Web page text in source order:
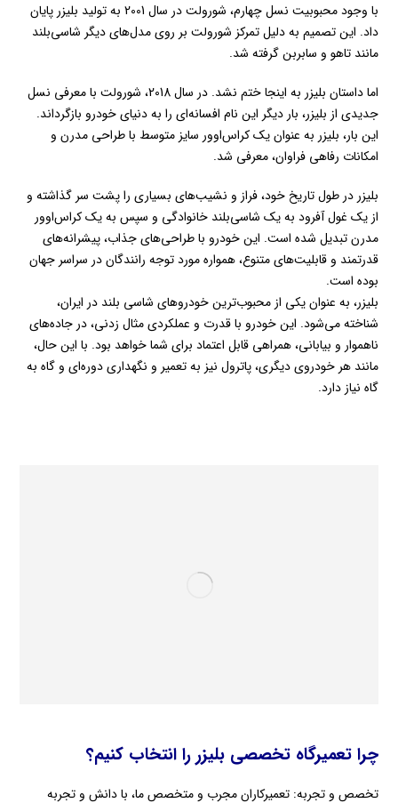
با وجود محبوبیت نسل چهارم، شورولت در سال 2001 به تولید بلیزر پایان
داد. این تصمیم به دلیل تمرکز شورولت بر روی مدل‌های دیگر شاسی‌بلند
مانند تاهو و سابربن گرفته شد.
اما داستان بلیزر به اینجا ختم نشد. در سال 2018، شورولت با معرفی نسل
جدیدی از بلیزر، بار دیگر این نام افسانه‌ای را به دنیای خودرو بازگرداند.
این بار، بلیزر به عنوان یک کراس‌اوور سایز متوسط با طراحی مدرن و
امکانات رفاهی فراوان، معرفی شد.
بلیزر در طول تاریخ خود، فراز و نشیب‌های بسیاری را پشت سر گذاشته و
از یک غول آفرود به یک شاسی‌بلند خانوادگی و سپس به یک کراس‌اوور
مدرن تبدیل شده است. این خودرو با طراحی‌های جذاب، پیشرانه‌های
قدرتمند و قابلیت‌های متنوع، همواره مورد توجه رانندگان در سراسر جهان
بوده است.
بلیزر، به عنوان یکی از محبوب‌ترین خودروهای شاسی بلند در ایران،
شناخته می‌شود. این خودرو با قدرت و عملکردی مثال زدنی، در جاده‌های
ناهموار و بیابانی، همراهی قابل اعتماد برای شما خواهد بود. با این حال،
مانند هر خودروی دیگری، پاترول نیز به تعمیر و نگهداری دوره‌ای و گاه به
گاه نیاز دارد.
چرا تعمیرگاه تخصصی بلیزر را انتخاب کنیم؟
تخصص و تجربه: تعمیرکاران مجرب و متخصص ما، با دانش و تجربه